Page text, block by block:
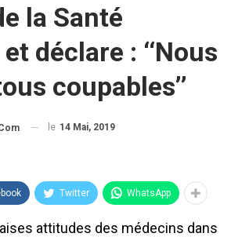
la Santé
déclare : ‘‘Nous
coupables’’
le 14 Mai, 2019
Twitter WhatsApp
attitudes des médecins dans